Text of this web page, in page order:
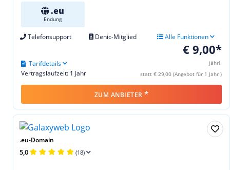
.eu
Endung
Telefonsupport Denic-Mitglied Alle Funktionen
€ 9,00*
jährl.
statt € 29,00 (Angebot für 1 Jahr )
Vertragslaufzeit: 1 Jahr
Tarifdetails
ZUM ANBIETER *
.eu-Domain
5,0 (18)